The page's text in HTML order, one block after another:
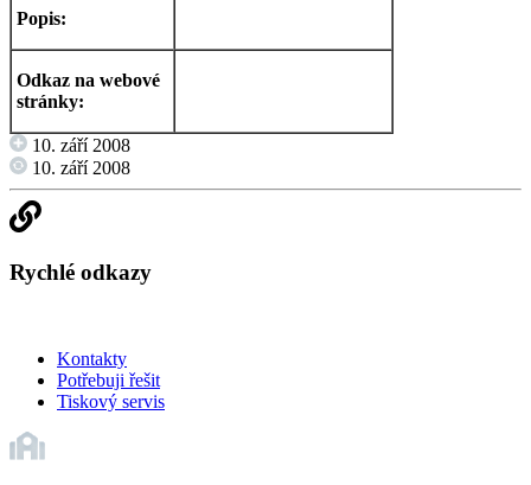
Popis:
Odkaz na webové
stránky:
10. září 2008
10. září 2008
Rychlé odkazy
Kontakty
Potřebuji řešit
Tiskový servis